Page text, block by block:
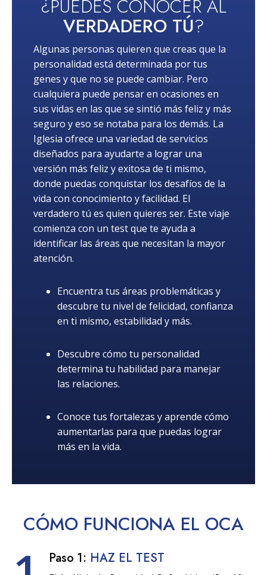
¿PUEDES CONOCER AL
VERDADERO TÚ?
Algunas personas quieren que creas que la
personalidad está determinada por tus
genes y que no se puede cambiar. Pero
cualquiera puede pensar en ocasiones en
sus vidas en las que se sintió más feliz y más
seguro y eso se notaba para los demás. La
Iglesia ofrece una variedad de servicios
diseñados para ayudarte a lograr una
versión más feliz y exitosa de ti mismo,
donde puedas conquistar los desafíos de la
vida con conocimiento y facilidad. El
verdadero tú es quien quieres ser. Este viaje
comienza con un test que te ayuda a
identificar las áreas que necesitan la mayor
atención.
Encuentra tus áreas problemáticas y
descubre tu nivel de felicidad, confianza
en ti mismo, estabilidad y más.
Descubre cómo tu personalidad
determina tu habilidad para manejar
las relaciones.
Conoce tus fortalezas y aprende cómo
aumentarlas para que puedas lograr
más en la vida.
CÓMO FUNCIONA EL OCA
Paso 1: HAZ EL TEST